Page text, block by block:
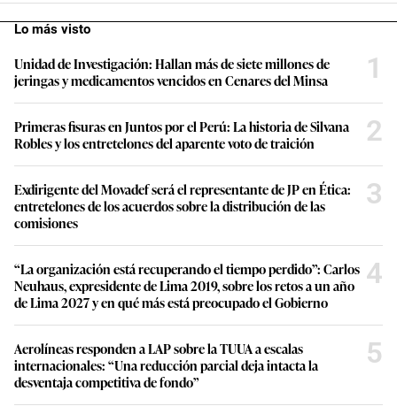
Lo más visto
Unidad de Investigación: Hallan más de siete millones de
jeringas y medicamentos vencidos en Cenares del Minsa
1
Primeras fisuras en Juntos por el Perú: La historia de Silvana
Robles y los entretelones del aparente voto de traición
2
Exdirigente del Movadef será el representante de JP en Ética:
entretelones de los acuerdos sobre la distribución de las
comisiones
3
“La organización está recuperando el tiempo perdido”: Carlos
Neuhaus, expresidente de Lima 2019, sobre los retos a un año
de Lima 2027 y en qué más está preocupado el Gobierno
4
Aerolíneas responden a LAP sobre la TUUA a escalas
internacionales: “Una reducción parcial deja intacta la
desventaja competitiva de fondo”
5